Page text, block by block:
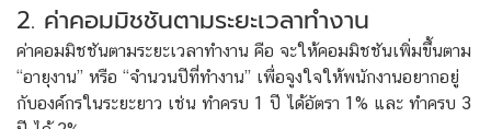
2. ค่าคอมมิชชันตามระยะเวลาทำงาน
ค่าคอมมิชชันตามระยะเวลาทำงาน คือ จะให้คอมมิชชันเพิ่มขึ้นตาม
“อายุงาน” หรือ “จำนวนปีที่ทำงาน” เพื่อจูงใจให้พนักงานอยากอยู่
กับองค์กรในระยะยาว เช่น ทำครบ 1 ปี ได้อัตรา 1% และ ทำครบ 3